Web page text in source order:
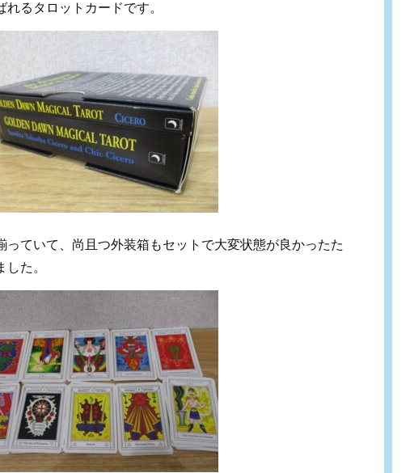
るタロットカードです。
っていて、尚且つ外装箱もセットで大変状態が良かったた
た。